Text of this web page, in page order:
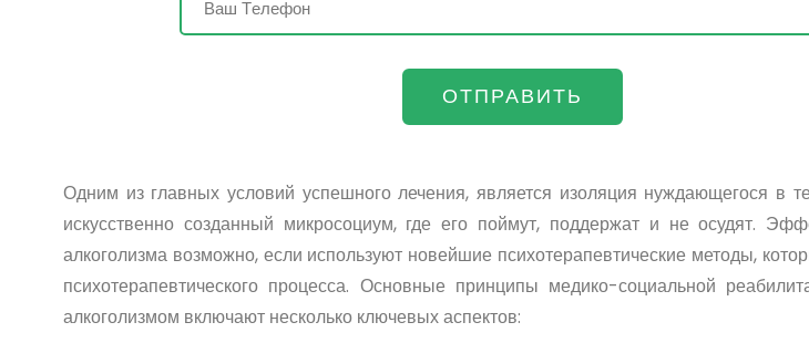
ОТПРАВИТЬ
Одним из главных условий успешного лечения, является изоляция нуждающегося в
искусственно созданный микросоциум, где его поймут, поддержат и не осудят.
алкоголизма возможно, если используют новейшие психотерапевтические методы,
психотерапевтического процесса. Основные принципы медико-социальной
алкоголизмом включают несколько ключевых аспектов: